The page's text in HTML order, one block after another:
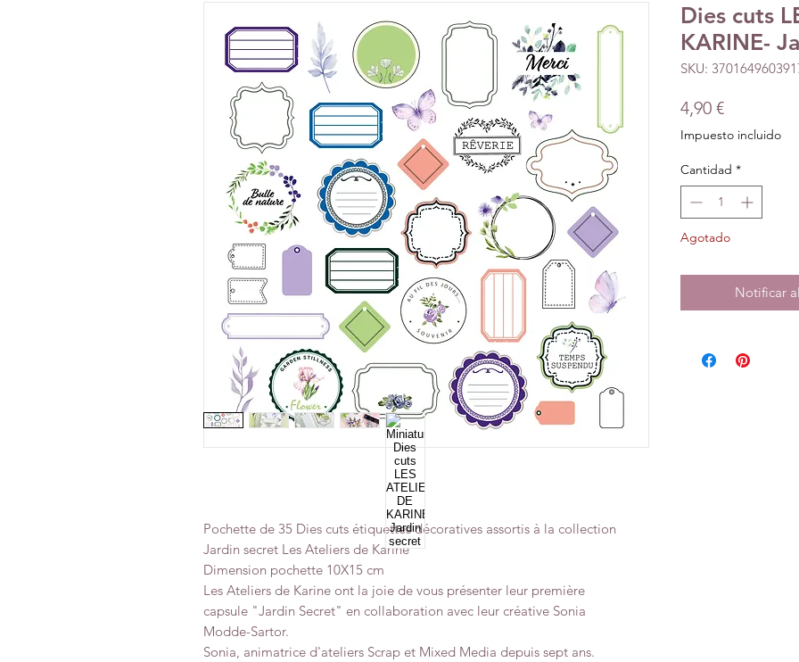
Pochette de 35 Dies cuts étiquettes décoratives assortis à la collection
Jardin secret Les Ateliers de Karine
Dimension pochette 10X15 cm
Les Ateliers de Karine ont la joie de vous présenter leur première
capsule "Jardin Secret" en collaboration avec leur créative Sonia
Modde-Sartor.
Sonia, animatrice d'ateliers Scrap et Mixed Media depuis sept ans.
Dies cuts
KARINE-
SKU:
4,90 €Precio
Impuesto incluido
Cantidad *
Agotado
Notificar